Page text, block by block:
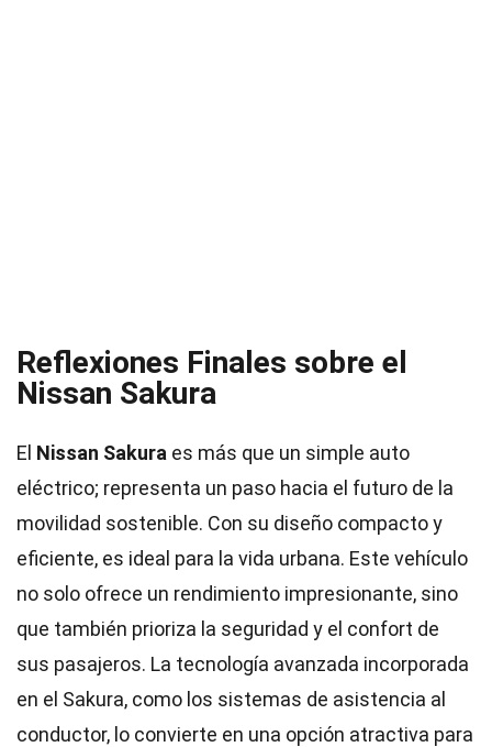
Reflexiones Finales sobre el
Nissan Sakura
El Nissan Sakura es más que un simple auto
eléctrico; representa un paso hacia el futuro de la
movilidad sostenible. Con su diseño compacto y
eficiente, es ideal para la vida urbana. Este vehículo
no solo ofrece un rendimiento impresionante, sino
que también prioriza la seguridad y el confort de
sus pasajeros. La tecnología avanzada incorporada
en el Sakura, como los sistemas de asistencia al
conductor, lo convierte en una opción atractiva para